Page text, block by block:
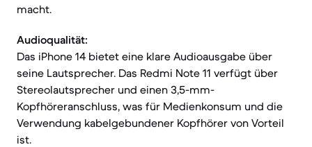
macht.
Audioqualität:
Das iPhone 14 bietet eine klare Audioausgabe über
seine Lautsprecher. Das Redmi Note 11 verfügt über
Stereolautsprecher und einen 3,5-mm-
Kopfhöreranschluss, was für Medienkonsum und die
Verwendung kabelgebundener Kopfhörer von Vorteil
ist.